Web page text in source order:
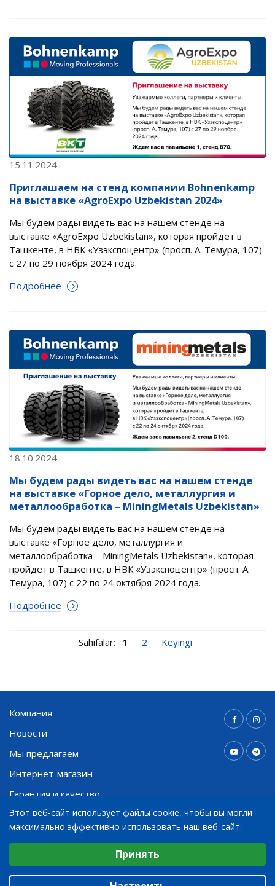
15.11.2024
Приглашаем на стенд компании Bohnenkamp
на выставке «AgroExpo Uzbekistan 2024»
Мы будем рады видеть вас на нашем стенде на
выставке «AgroExpo Uzbekistan», которая пройдет в
Ташкенте, в НВК «Узэкспоцентр» (просп. А. Темура, 107)
с 27 по 29 ноября 2024 года.
Подробнее
18.10.2024
Мы будем рады видеть вас на нашем стенде
на выставке «Горное дело, металлургия и
металлообработка – MiningMetals Uzbekistan»
Мы будем рады видеть вас на нашем стенде на
выставке «Горное дело, металлургия и
металлообработка – MiningMetals Uzbekistan», которая
пройдет в Ташкенте, в НВК «Узэкспоцентр» (просп. А.
Темура, 107) с 22 по 24 октября 2024 года.
Подробнее
Sahifalar: 1 2 Keyingi
Компания
Новости
Мы предлагаем
Интернет-магазин
Гарантия и качество
Контакты
info@bohnenkamp.uz
Этот веб-сайт использует файлы cookie, чтобы вы могли
максимально эффективно использовать наш веб-сайт.
Выберите настройки cookie
Аналитические/Функциональные
Принять